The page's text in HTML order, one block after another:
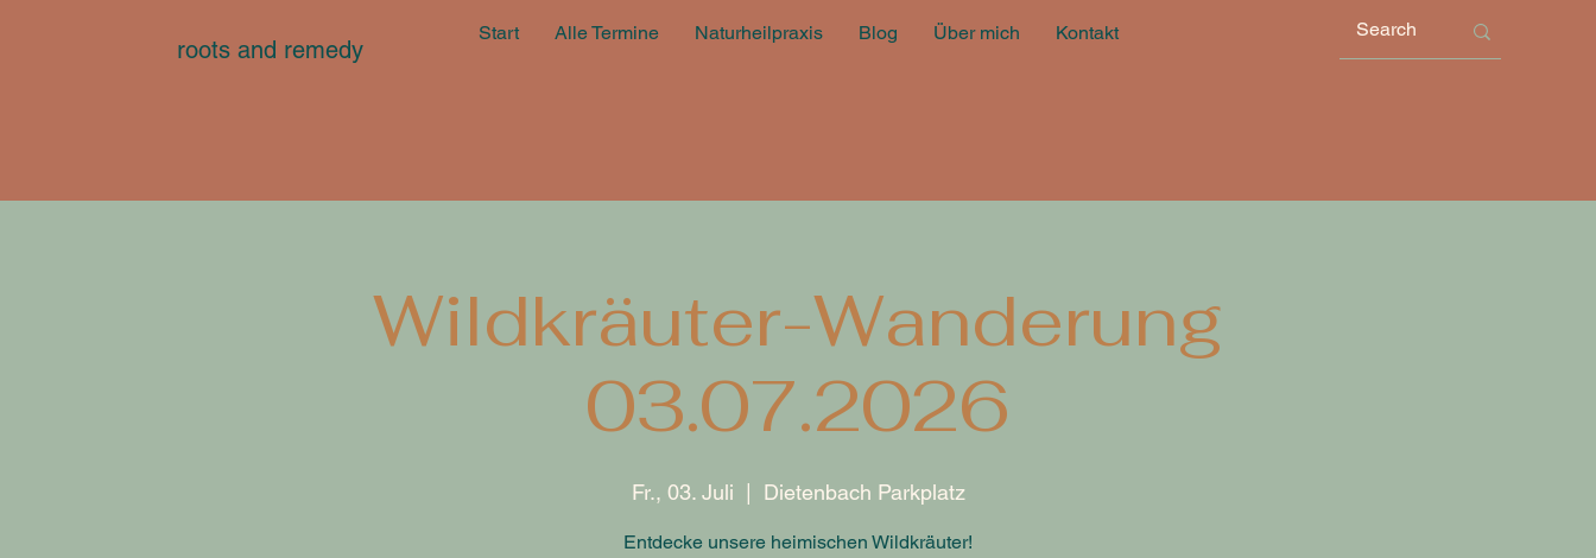
roots and remedy
Start Alle Termine Naturheilpraxis Blog Über mich Kontakt
Wildkräuter-Wanderung
03.07.2026
Fr., 03. Juli Dietenbach Parkplatz
Entdecke unsere heimischen Wildkräuter!